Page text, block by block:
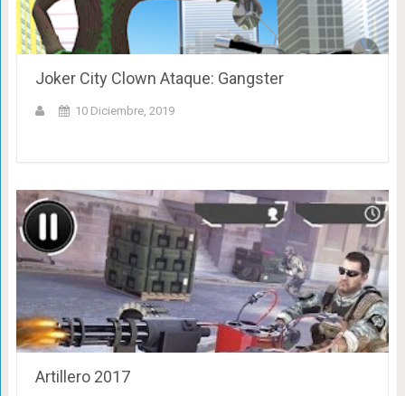
Joker City Clown Ataque: Gangster
10 Diciembre, 2019
Artillero 2017